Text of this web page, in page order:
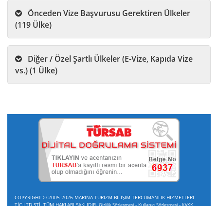
(119 Ülke)
vs.) (1 Ülke)
COPYRİGHT © 2005-2026 MARİNA TURİZM BİLİŞİM TERCÜMANLIK HİZMETLERİ